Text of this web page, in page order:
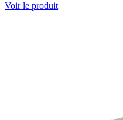
Voir le produit